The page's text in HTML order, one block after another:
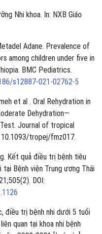
Nhi khoa. In: NXB Giáo
Adane. Prevalence of
among children under five in
BMC Pediatrics.
s12887-021-02762-5
et al . Oral Rehydration in
Dehydration—
Journal of tropical
tropej/fmz017.
Kết quả điều trị bệnh tiêu
Bệnh viện Trung ương Thái
DOI:
điều trị bệnh nhi dưới 5 tuổi
quan tại khoa nhi bệnh